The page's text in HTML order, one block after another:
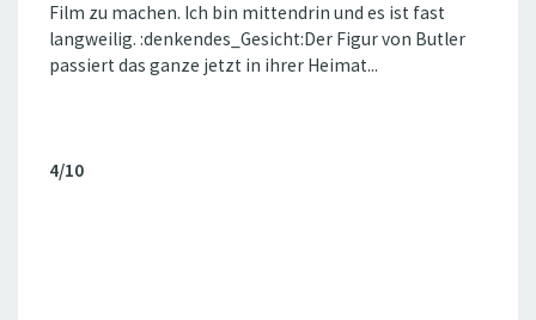
Film zu machen. Ich bin mittendrin und es ist fast
langweilig. :denkendes_Gesicht:Der Figur von Butler
passiert das ganze jetzt in ihrer Heimat...
4/10